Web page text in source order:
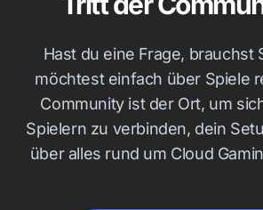
Hast du eine Frage, brauchst
möchtest einfach über Spiele
Community ist der Ort, um
Spielern zu verbinden, dein
über alles rund um Cloud